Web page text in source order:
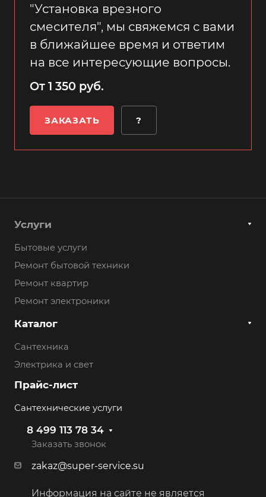
"Установка врезного
смесителя", мы свяжемся с вами
в ближайшее время и ответим
на все интересующие вопросы.
От 1 350 руб.
ЗАКАЗАТЬ ?
Услуги
Бытовые услуги
Ремонт бытовой техники
Ремонт квартир
Ремонт электроники
Каталог
Сантехника
Электрика и свет
Прайс-лист
Сантехнические услуги
8 499 113 78 34
Заказать звонок
zakaz@super-service.su
Информация на сайте не является